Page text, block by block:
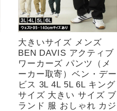
大きいサイズ メンズ
BEN DAVIS アクティブ
ワーカーズ パンツ（メ
ーカー取寄）ベン・デー
ビス 3L 4L 5L 6L キング
サイズ 大きい サイズ ブ
ランド 服 おしゃれ カジ